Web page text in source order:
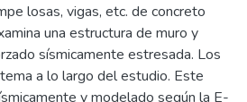
losas, vigas, etc. de concreto
una estructura de muro y
sísmicamente estresada. Los
a lo largo del estudio. Este
y modelado según la E-